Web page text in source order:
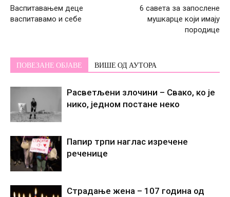
Васпитавањем деце
васпитавамо и себе
6 савета за запослене
мушкарце који имају
породице
ПОВЕЗАНЕ ОБЈАВЕ ВИШЕ ОД АУТОРА
Расветљени злочини – Свако, ко је
нико, једном постане некo
Папир трпи наглас изречене
реченице
Страдање жена – 107 година од